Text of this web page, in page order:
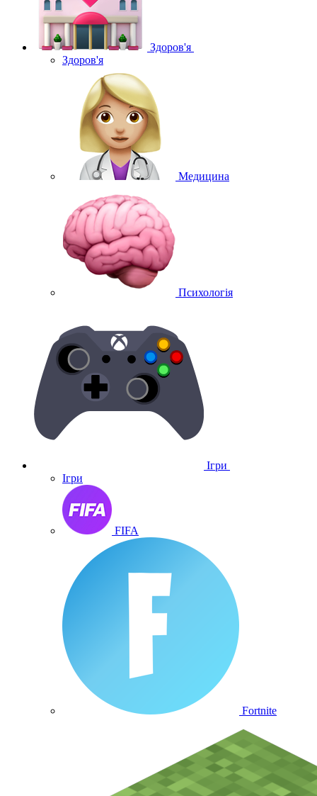
Здоров'я
Здоров'я
Медицина
Психологія
Ігри
Ігри
FIFA
Fortnite